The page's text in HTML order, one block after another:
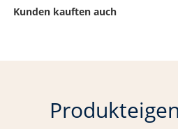
Kunden kauften auch